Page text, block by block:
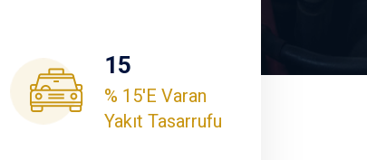
15
% 15'e Varan
Yakıt Tasarrufu